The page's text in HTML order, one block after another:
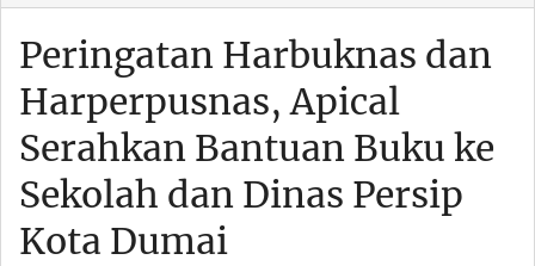
Peringatan Harbuknas dan
Harperpusnas, Apical
Serahkan Bantuan Buku ke
Sekolah dan Dinas Persip
Kota Dumai